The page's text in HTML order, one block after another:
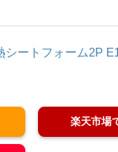
シートフォーム2P
楽天市場